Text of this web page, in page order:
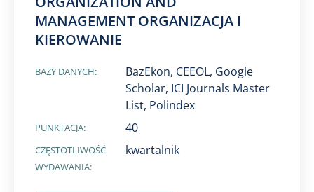
MANAGEMENT ORGANIZACJA I
KIEROWANIE
BAZY DANYCH:
BazEkon, CEEOL, Google
Scholar, ICI Journals Master
List, Polindex
PUNKTACJA: 40
CZĘSTOTLIWOŚĆ
WYDAWANIA:
kwartalnik